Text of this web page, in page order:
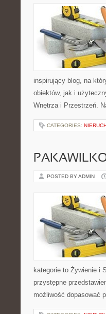
inspirujący blog, na
obiektów, jak i
Wnętrza i Przestrzeń.
CATEGORIES:
POSTED BY ADMIN
kategorie to Żywienie i
przystępne
możliwość dopasować